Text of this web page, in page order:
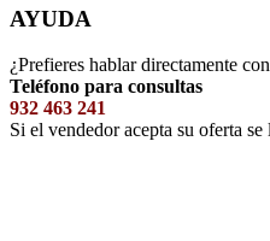
AYUDA
¿Prefieres hablar directamente
Teléfono para consultas
932 463 241
Si el vendedor acepta su oferta